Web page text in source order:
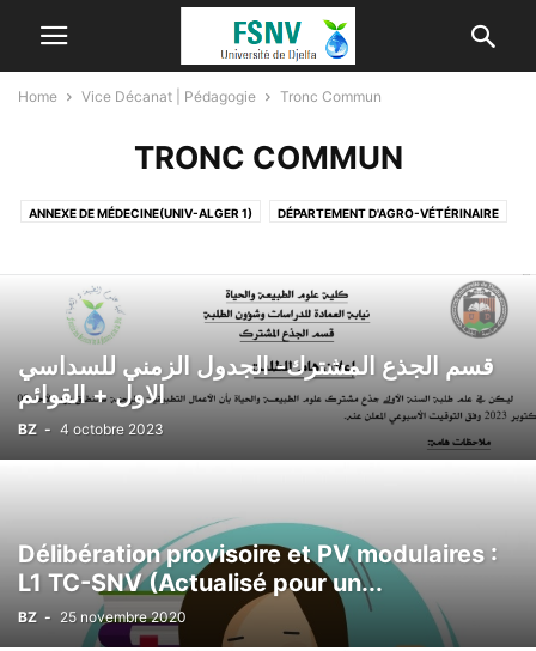
Home Vice Décanat | Pédagogie Tronc Commun
TRONC COMMUN
ANNEXE DE MÉDECINE(UNIV-ALGER 1) DÉPARTEMENT D'AGRO-VÉTÉRINAIRE
DÉPARTEMENT DES SCIENCES DE LA TERRE ET DE L’UNIVERS
TRONC COMMUN
قسم الجذع المشترك- الجدول الزمني للسداسي
الاول + القوائم
BZ - 4 octobre 2023
Délibération provisoire et PV modulaires :
L1 TC-SNV (Actualisé pour un...
BZ - 25 novembre 2020